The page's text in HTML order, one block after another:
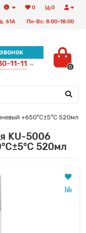
0
0
61А Пн-Вс: 8:00-18:00
11-11 0
+650°С±5°С 520мл
KU-5006
520мл